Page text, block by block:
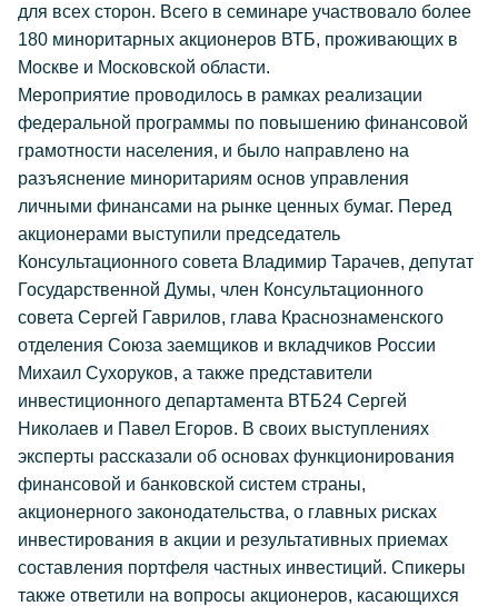
для всех сторон. Всего в семинаре участвовало более
180 миноритарных акционеров ВТБ, проживающих в
Москве и Московской области.
Мероприятие проводилось в рамках реализации
федеральной программы по повышению финансовой
грамотности населения, и было направлено на
разъяснение миноритариям основ управления
личными финансами на рынке ценных бумаг. Перед
акционерами выступили председатель
Консультационного совета Владимир Тарачев, депутат
Государственной Думы, член Консультационного
совета Сергей Гаврилов, глава Краснознаменского
отделения Союза заемщиков и вкладчиков России
Михаил Сухоруков, а также представители
инвестиционного департамента ВТБ24 Сергей
Николаев и Павел Егоров. В своих выступлениях
эксперты рассказали об основах функционирования
финансовой и банковской систем страны,
акционерного законодательства, о главных рисках
инвестирования в акции и результативных приемах
составления портфеля частных инвестиций. Спикеры
также ответили на вопросы акционеров, касающихся